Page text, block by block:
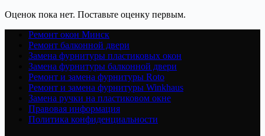
Оценок пока нет. Поставьте оценку первым.
Ремонт окон Минск
Ремонт балконной двери
Замена фурнитуры пластиковых окон
Замена фурнитуры балконной двери
Ремонт и замена фурнитуры Roto
Ремонт и замена фурнитуры Winkhaus
Замена ручки на пластиковом окне
Правовая информация
Политика конфиденциальности